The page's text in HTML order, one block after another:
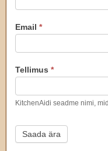
Email *
Tellimus *
KitchenAidi seadme nimi,
Saada ära